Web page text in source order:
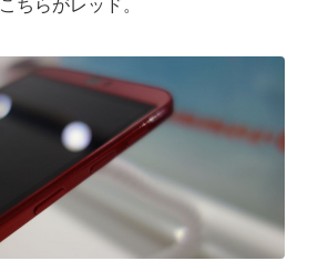
こちらがレッド。